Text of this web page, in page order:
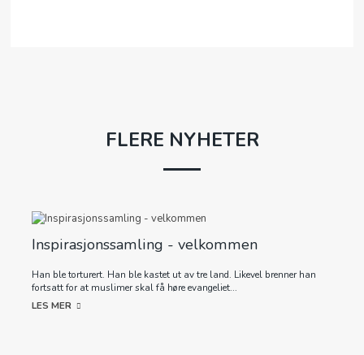
FLERE NYHETER
Inspirasjonssamling - velkommen
Han ble torturert. Han ble kastet ut av tre land. Likevel brenner han
fortsatt for at muslimer skal få høre evangeliet...
LES MER